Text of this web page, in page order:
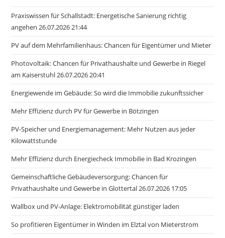
Praxiswissen für Schallstadt: Energetische Sanierung richtig
angehen 26.07.2026 21:44
PV auf dem Mehrfamilienhaus: Chancen für Eigentümer und Mieter
Photovoltaik: Chancen für Privathaushalte und Gewerbe in Riegel
am Kaiserstuhl 26.07.2026 20:41
Energiewende im Gebäude: So wird die Immobilie zukunftssicher
Mehr Effizienz durch PV für Gewerbe in Bötzingen
PV-Speicher und Energiemanagement: Mehr Nutzen aus jeder
Kilowattstunde
Mehr Effizienz durch Energiecheck Immobilie in Bad Krozingen
Gemeinschaftliche Gebäudeversorgung: Chancen für
Privathaushalte und Gewerbe in Glottertal 26.07.2026 17:05
Wallbox und PV-Anlage: Elektromobilität günstiger laden
So profitieren Eigentümer in Winden im Elztal von Mieterstrom